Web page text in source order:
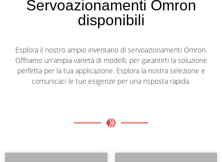
Servoazionamenti Omron
disponibili
Esplora il nostro ampio inventario di servoazionamenti Omron.
Offriamo un'ampia varietà di modelli, per garantirti la soluzione
perfetta per la tua applicazione. Esplora la nostra selezione e
comunicaci le tue esigenze per una risposta rapida.